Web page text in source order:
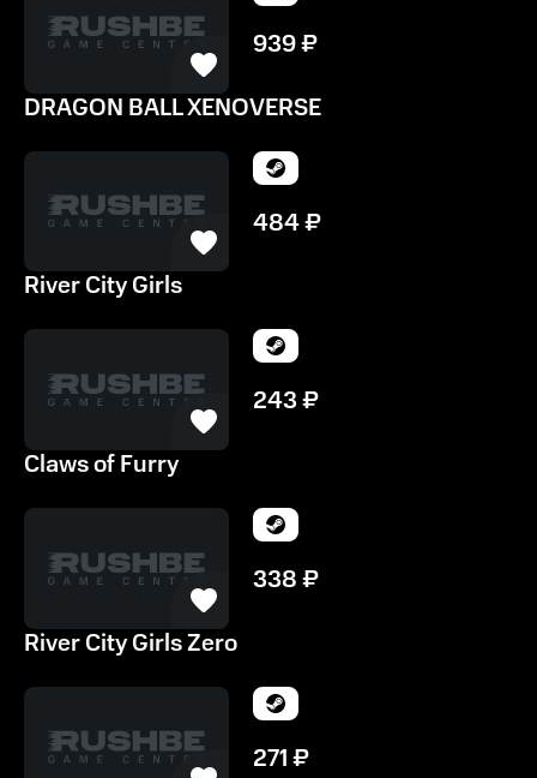
939₽
DRAGON BALL XENOVERSE
484₽
River City Girls
243₽
Claws of Furry
338₽
River City Girls Zero
271₽